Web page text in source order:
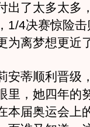
出了太多太多
1/4决赛惊险
为离梦想更近
蒂顺利晋级
里，她四年的
本届奥运会上